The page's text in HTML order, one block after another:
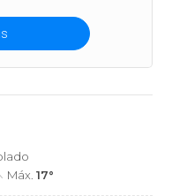
Máx.17°